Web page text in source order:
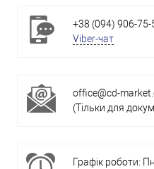
+38 (094) 906-75-
Viber-чат
office@cd-
(Тільки для
Графік роботи: